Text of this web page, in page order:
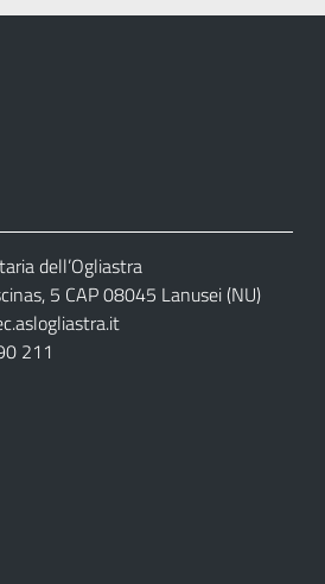
dell’Ogliastra
5 CAP 08045 Lanusei (NU)
211